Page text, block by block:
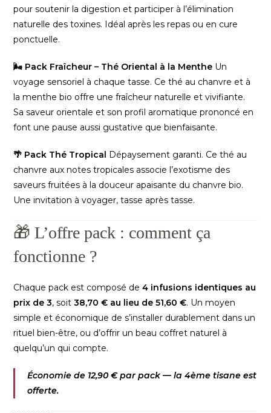
pour soutenir la digestion et participer à l’élimination
naturelle des toxines. Idéal après les repas ou en cure
ponctuelle.
🌬️ Pack Fraîcheur – Thé Oriental à la Menthe Un
voyage sensoriel à chaque tasse. Ce thé au chanvre et à
la menthe bio offre une fraîcheur naturelle et vivifiante.
Sa saveur orientale et son profil aromatique prononcé en
font une pause aussi gustative que bienfaisante.
🌴 Pack Thé Tropical Dépaysement garanti. Ce thé au
chanvre aux notes tropicales associe l’exotisme des
saveurs fruitées à la douceur apaisante du chanvre bio.
Une invitation à voyager, tasse après tasse.
🎁 L’offre pack : comment ça
fonctionne ?
Chaque pack est composé de4 infusions identiques au
prix de 3, soit38,70 € au lieu de 51,60 €. Un moyen
simple et économique de s’installer durablement dans un
rituel bien-être, ou d’offrir un beau coffret naturel à
quelqu’un qui compte.
Économie de 12,90 € par pack — la 4ème tisane est
offerte.